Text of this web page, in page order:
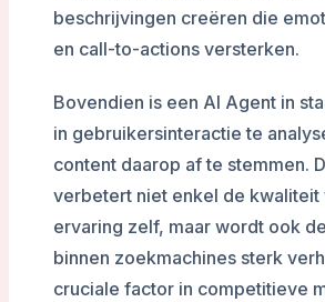
beschrijvingen creëren die
en call-to-actions versterken.
Bovendien is een AI Agent in
in gebruikersinteractie te
content daarop af te stemmen.
verbetert niet enkel de kwaliteit
ervaring zelf, maar wordt ook
binnen zoekmachines sterk
cruciale factor in competitieve